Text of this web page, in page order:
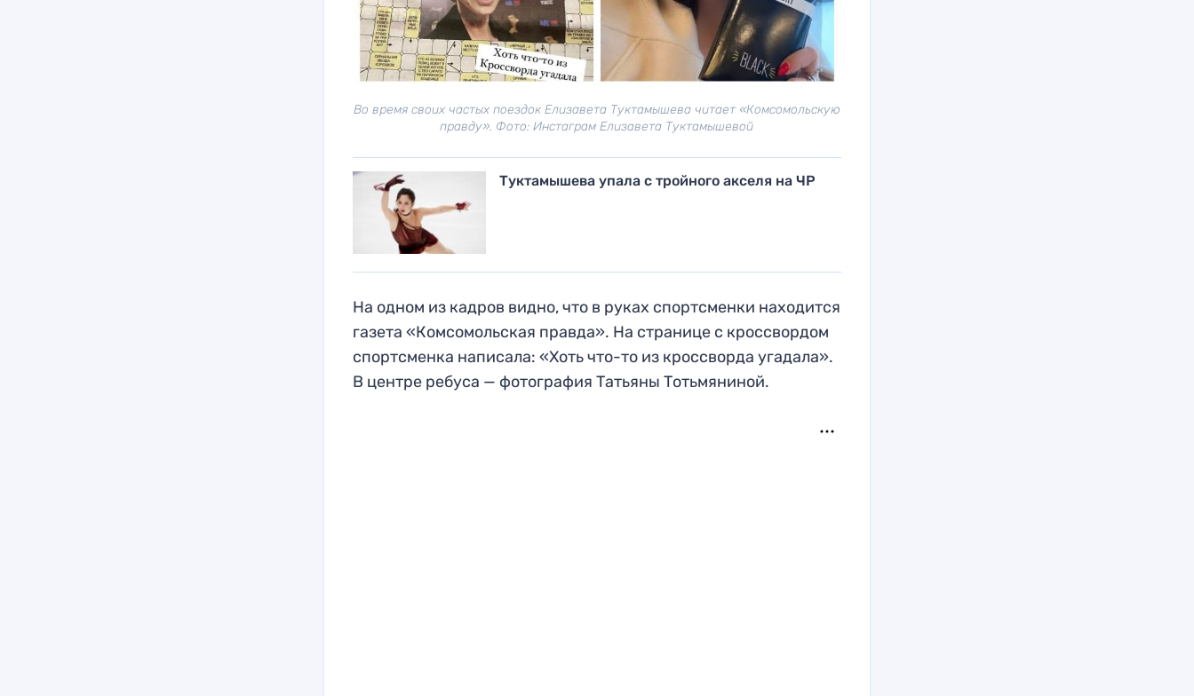
Во время своих частых поездок Елизавета Туктамышева читает «Комсомольскую
правду». Фото: Инстаграм Елизавета Туктамышевой
Туктамышева упала с тройного акселя на ЧР
На одном из кадров видно, что в руках спортсменки находится
газета «Комсомольская правда». На странице с кроссвордом
спортсменка написала: «Хоть что-то из кроссворда угадала».
В центре ребуса — фотография Татьяны Тотьмяниной.